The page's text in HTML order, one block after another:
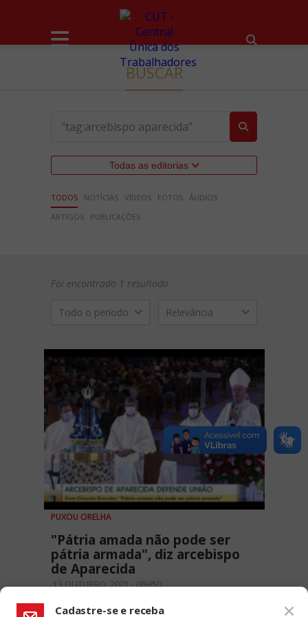
BUSCAR
Todas as editorias
TODOS NOTÍCIAS VÍDEOS FOTOS ÁUDIOS
ARTIGOS
PUBLICAÇÕES
Foi encontrado 1 resultado
Todo o período Relevância
PUXOU ORELHA
"Pátria amada não pode ser
pátria armada", diz arcebispo
de Aparecida
13 OUTUBRO, 2021 - 08H50
Cadastre-se e receba